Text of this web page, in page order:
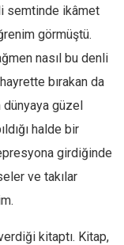
semtinde ikâmet
görmüştü.
nasıl bu denli
bırakan da
dünyaya güzel
halde bir
girdiğinde
ve takılar
kitaptı. Kitap,